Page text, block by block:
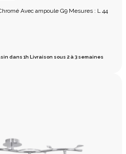
dans 1h Livraison sous 2 à 3 semaines